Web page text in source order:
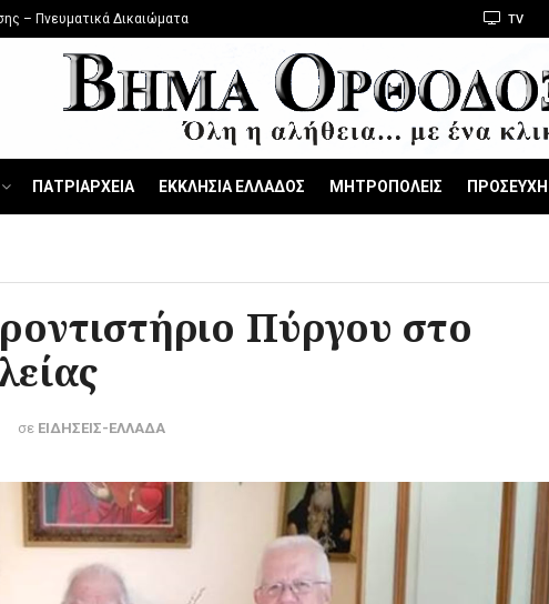
– Πνευματικά Δικαιώματα TV
ΠΑΤΡΙΑΡΧΕΙΑ ΕΚΚΛΗΣΙΑ ΕΛΛΑΔΟΣ ΜΗΤΡΟΠΟΛΕΙΣ ΠΡΟΣΕΥΧΗ
Πύργου στο
σε ΕΙΔΗΣΕΙΣ-ΕΛΛΑΔΑ